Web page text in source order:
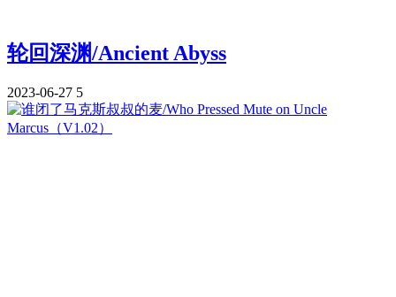
轮回深渊/Ancient Abyss
2023-06-27 5